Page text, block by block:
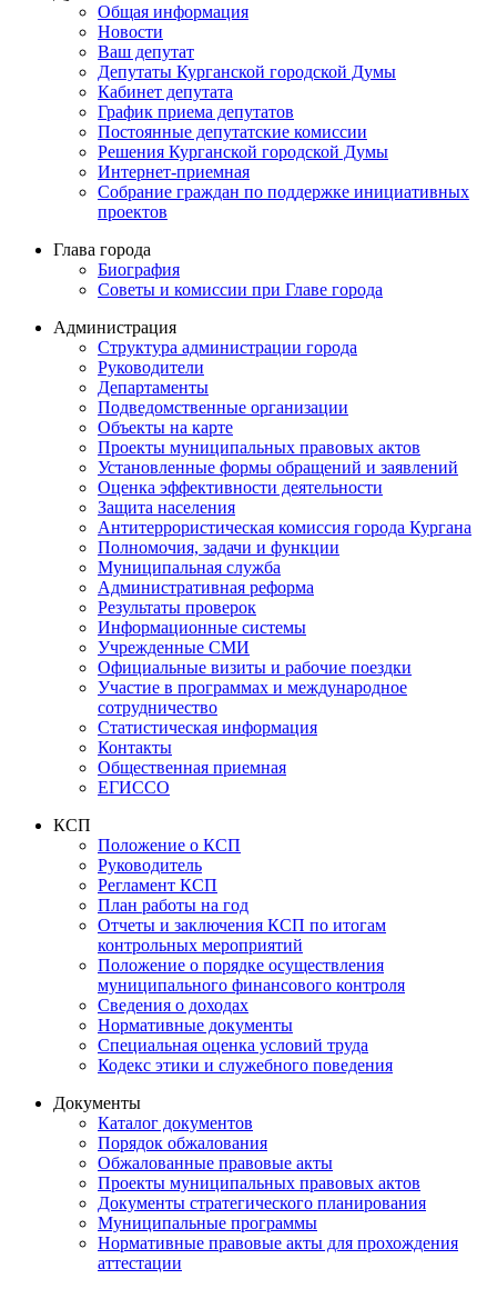
Общая информация
Новости
Ваш депутат
Депутаты Курганской городской Думы
Кабинет депутата
График приема депутатов
Постоянные депутатские комиссии
Решения Курганской городской Думы
Интернет-приемная
Собрание граждан по поддержке инициативных
проектов
Глава города
Биография
Советы и комиссии при Главе города
Администрация
Структура администрации города
Руководители
Департаменты
Подведомственные организации
Объекты на карте
Проекты муниципальных правовых актов
Установленные формы обращений и заявлений
Оценка эффективности деятельности
Защита населения
Антитеррористическая комиссия города Кургана
Полномочия, задачи и функции
Муниципальная служба
Административная реформа
Результаты проверок
Информационные системы
Учрежденные СМИ
Официальные визиты и рабочие поездки
Участие в программах и международное
сотрудничество
Статистическая информация
Контакты
Общественная приемная
ЕГИССО
КСП
Положение о КСП
Руководитель
Регламент КСП
План работы на год
Отчеты и заключения КСП по итогам
контрольных мероприятий
Положение о порядке осуществления
муниципального финансового контроля
Сведения о доходах
Нормативные документы
Специальная оценка условий труда
Кодекс этики и служебного поведения
Документы
Каталог документов
Порядок обжалования
Обжалованные правовые акты
Проекты муниципальных правовых актов
Документы стратегического планирования
Муниципальные программы
Нормативные правовые акты для прохождения
аттестации